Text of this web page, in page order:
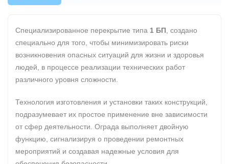
Специализированное перекрытие типа 1 БП , создано
специально для того, чтобы минимизировать риски
возникновения опасных ситуаций для жизни и здоровья
людей, в процессе реализации технических работ
различного уровня сложности.
Технология изготовления и установки таких конструкций,
подразумевает их простое применение вне зависимости
от сфер деятельности. Ограда выполняет двойную
функцию, сигнализируя о проведении ремонтных
мероприятий и создавая надежные условия для